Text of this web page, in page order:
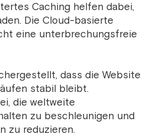
Caching helfen dabei,
Die Cloud-basierte
eine unterbrechungsfreie
dass die Website
stabil bleibt.
die weltweite
zu beschleunigen und
zu reduzieren.